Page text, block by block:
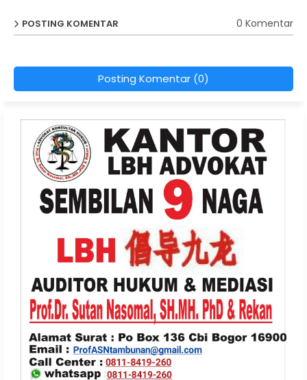
POSTING KOMENTAR 0 Komentar
Posting Komentar (0)